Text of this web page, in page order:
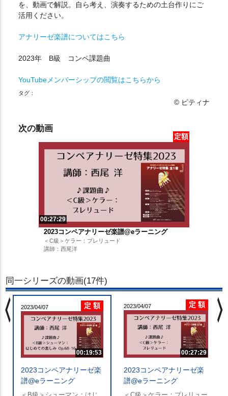
を、動画で解説。自ら考え、演奏するための土台作りにご
活用ください。
アナリーゼ楽譜についてはこちら
2023年 B級 コンペ課題曲
YouTubeメンバーシップの閲覧はこちらから
タグ：
© ピティナ
次の動画
定額
00:27:29
2023コンペアナリーゼ楽譜@eラーニング
＜C級＞ケラー：プレリュード
講師：西尾洋
同一シリーズの動画(17件)
2023/04/07 定 額
00:19:53
2023コンペアナリーゼ楽
譜@eラーニング
2023/04/07 定 額
00:27:29
2023コンペアナリーゼ楽
譜@eラーニング
chevron_left chevron_right